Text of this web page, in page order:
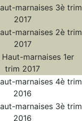
marnaises 3è trim
2017
marnaises 2è trim
2017
Haut-marnaises 1er
trim 2017
marnaises 4è trim
2016
marnaises 3è trim
2016